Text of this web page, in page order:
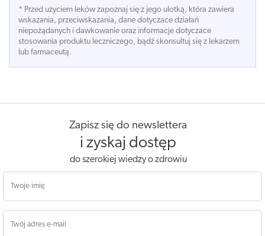
* Przed użyciem leków zapoznaj się z jego ulotką, która zawiera
wskazania, przeciwskazania, dane dotyczace działań
niepożądanych i dawkowanie oraz informacje dotyczace
stosowania produktu leczniczego, bądź skonsultuj się z lekarzem
lub farmaceutą.
Zapisz się do newslettera
i zyskaj dostęp
do szerokiej wiedzy o zdrowiu